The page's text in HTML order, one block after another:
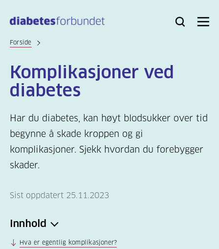
hovedinnhold
Bli
Logg
Søk Meny
Forside
Komplikasjoner ved
diabetes
Har du diabetes, kan høyt blodsukker over tid
begynne å skade kroppen og gi
komplikasjoner. Sjekk hvordan du forebygger
skader.
Sist oppdatert 25.11.2023
Innhold
Hva er egentlig komplikasjoner?